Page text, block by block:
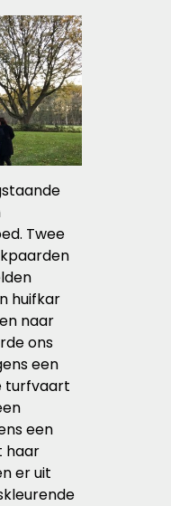
Twee
huifkar
naar
ons
een
turfvaart
een
haar
er uit